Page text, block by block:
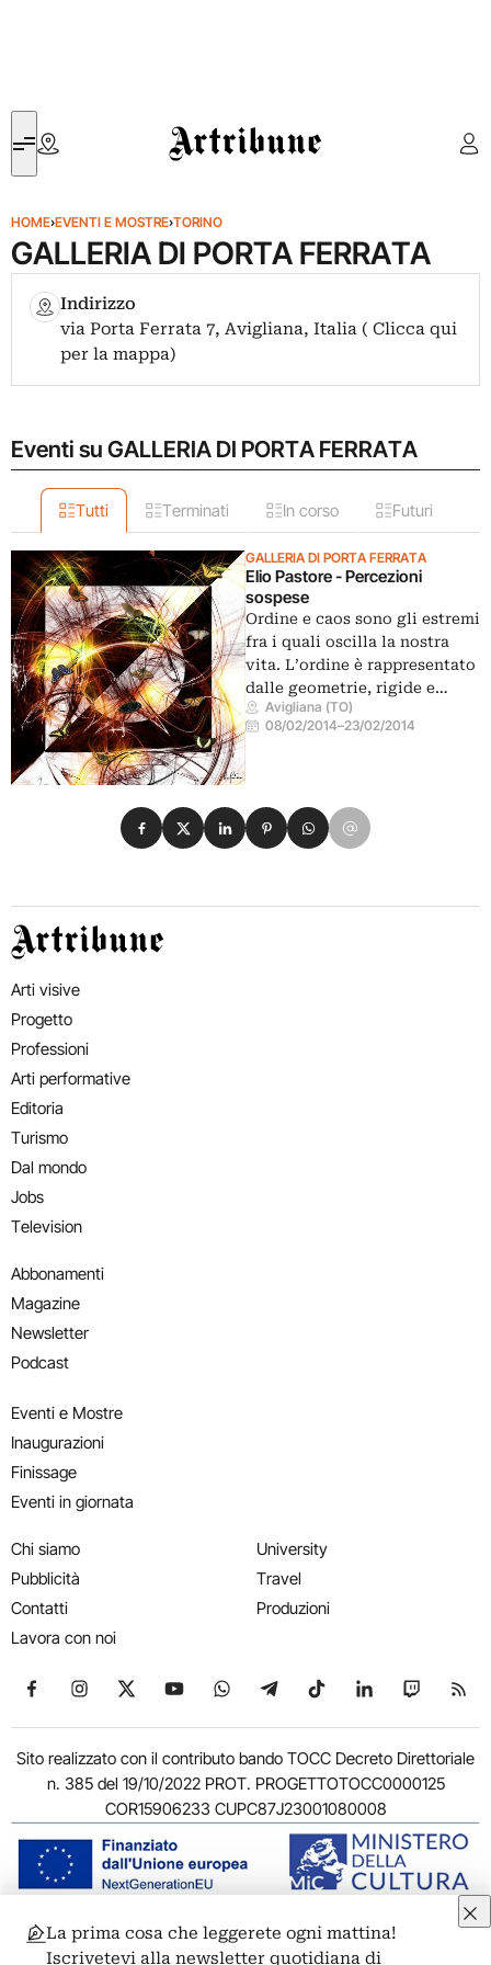
Artribune
HOME›EVENTI E MOSTRE›TORINO
GALLERIA DI PORTA FERRATA
Indirizzo
via Porta Ferrata 7, Avigliana, Italia ( Clicca qui
per la mappa)
Eventi su GALLERIA DI PORTA FERRATA
Tutti Terminati In corso Futuri
GALLERIA DI PORTA FERRATA
Elio Pastore - Percezioni
sospese
Ordine e caos sono gli estremi
fra i quali oscilla la nostra
vita. L’ordine è rappresentato
dalle geometrie, rigide e…
Avigliana (TO)
08/02/2014–23/02/2014
Condividi su Facebook
Condividi su X
Condividi su LinkedIn
Condividi su Pinterest
Condividi su WhatsApp
Condividi su Email
Artribune
Arti visive
Progetto
Professioni
Arti performative
Editoria
Turismo
Dal mondo
Jobs
Television
Abbonamenti
Magazine
Newsletter
Podcast
Eventi e Mostre
Inaugurazioni
Finissage
Eventi in giornata
Chi siamo
Pubblicità
Contatti
Lavora con noi
University
Travel
Produzioni
Seguici su Facebook
Seguici su Instagram
Seguici su X
Seguici su YouTube
Seguici su WhatsApp
Seguici su Telegram
Seguici su TikTok
Seguici su
Seguici
Sito realizzato con il contributo bando TOCC Decreto Direttoriale
n. 385 del 19/10/2022 PROT. PROGETTOTOCC0000125
COR15906233 CUPC87J23001080008
© 2011-2026 ARTRIBUNE srl – Corso Vittorio Emanuele II, 287 –
La prima cosa che leggerete ogni mattina!
Iscrivetevi alla newsletter quotidiana di